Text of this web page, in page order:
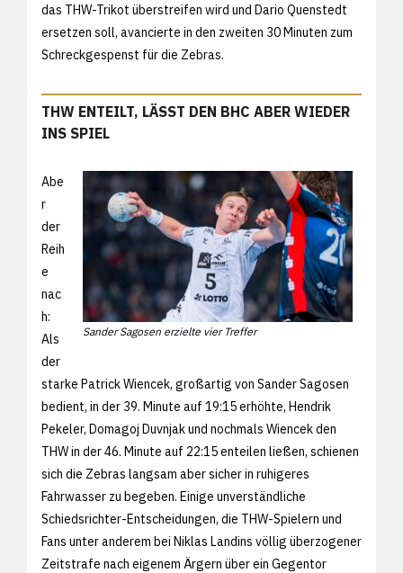
das THW-Trikot überstreifen wird und Dario Quenstedt
ersetzen soll, avancierte in den zweiten 30 Minuten zum
Schreckgespenst für die Zebras.
THW ENTEILT, LÄSST DEN BHC ABER WIEDER
INS SPIEL
Sander Sagosen erzielte vier Treffer
Abe
r
der
Reih
e
nac
h:
Als
der
starke Patrick Wiencek, großartig von Sander Sagosen
bedient, in der 39. Minute auf 19:15 erhöhte, Hendrik
Pekeler, Domagoj Duvnjak und nochmals Wiencek den
THW in der 46. Minute auf 22:15 enteilen ließen, schienen
sich die Zebras langsam aber sicher in ruhigeres
Fahrwasser zu begeben. Einige unverständliche
Schiedsrichter-Entscheidungen, die THW-Spielern und
Fans unter anderem bei Niklas Landins völlig überzogener
Zeitstrafe nach eigenem Ärgern über ein Gegentor